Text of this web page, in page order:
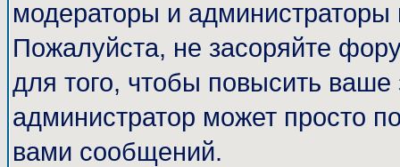
модераторы и администраторы
Пожалуйста, не засоряйте
для того, чтобы повысить
администратор может просто
вами сообщений.